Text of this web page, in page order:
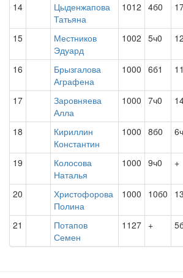
14
Цыденжапова
Татьяна
1012 4б0
15
Местников
Эдуард
1002 5ч0
16
Брызгалова
Аграфена
1000 6б1
17
Заровняева
Алла
1000 7ч0
18
Кириллин
Константин
1000 8б0
19
Колосова
Наталья
1000 9ч0 +
20
Христофорова
Полина
1000 10б0
21
Потапов
Семен
1127 +